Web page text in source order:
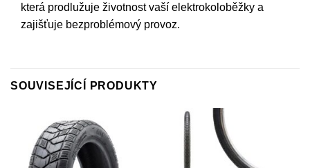
která prodlužuje životnost vaší elektrokoloběžky a
zajišťuje bezproblémový provoz.
SOUVISEJÍCÍ PRODUKTY